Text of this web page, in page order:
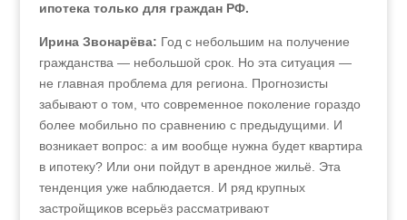
ипотека только для граждан РФ.
Ирина Звонарёва: Год с небольшим на получение
гражданства — небольшой срок. Но эта ситуация —
не главная проблема для региона. Прогнозисты
забывают о том, что современное поколение гораздо
более мобильно по сравнению с предыдущими. И
возникает вопрос: а им вообще нужна будет квартира
в ипотеку? Или они пойдут в арендное жильё. Эта
тенденция уже наблюдается. И ряд крупных
застройщиков всерьёз рассматривают